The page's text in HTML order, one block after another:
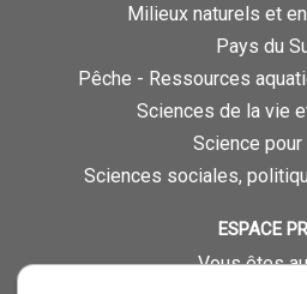
Milieux naturels et
Pays du
Pêche - Ressources
Sciences de la vie
Science pour
Sciences sociales,
ESPACE
Vous êtes